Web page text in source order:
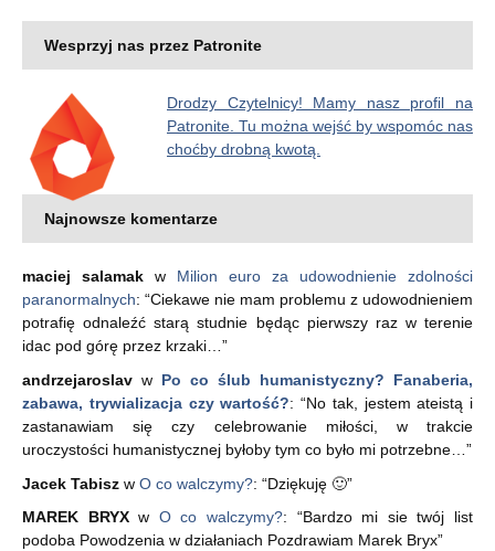
Wesprzyj nas przez Patronite
Drodzy Czytelnicy! Mamy nasz profil na
Patronite. Tu można wejść by wspomóc nas
choćby drobną kwotą.
Najnowsze komentarze
maciej salamak w Milion euro za udowodnienie zdolności
paranormalnych: “Ciekawe nie mam problemu z udowodnieniem
potrafię odnaleźć starą studnie będąc pierwszy raz w terenie
idac pod górę przez krzaki… ”
andrzejaroslav w Po co ślub humanistyczny? Fanaberia,
zabawa, trywializacja czy wartość?: “No tak, jestem ateistą i
zastanawiam się czy celebrowanie miłości, w trakcie
uroczystości humanistycznej byłoby tym co było mi potrzebne… ”
Jacek Tabisz w O co walczymy?: “Dziękuję 🙂”
MAREK BRYXw O co walczymy?: “Bardzo mi sie twój list
podoba Powodzenia w działaniach Pozdrawiam Marek Bryx”